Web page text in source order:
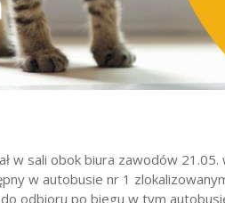
w sali obok biura zawodów
w autobusie nr 1
odbioru po biegu w tym